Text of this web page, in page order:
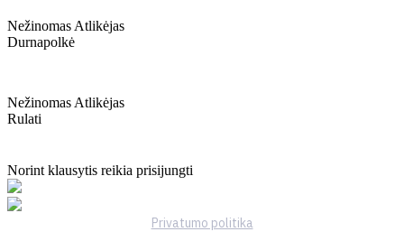
Nežinomas Atlikėjas
Durnapolkė
Nežinomas Atlikėjas
Rulati
Norint klausytis reikia prisijungti
Privatumo politika